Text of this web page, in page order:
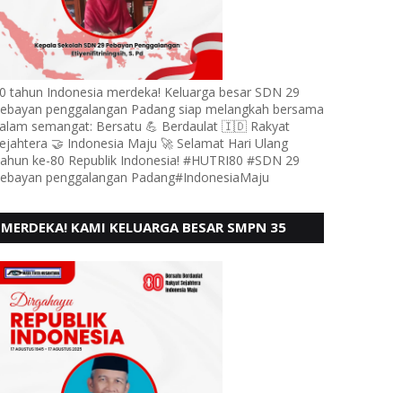
tahun Indonesia merdeka! Keluarga besar SDN 29
penggalangan Padang siap melangkah bersama
semangat: Bersatu 💪 Berdaulat 🇮🇩 Rakyat
🤝 Indonesia Maju 🚀 Selamat Hari Ulang
ke-80 Republik Indonesia! #HUTRI80 #SDN 29
penggalangan Padang#IndonesiaMaju
MERDEKA! KAMI KELUARGA BESAR SMPN 35